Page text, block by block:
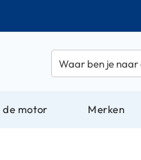
de motor Merken